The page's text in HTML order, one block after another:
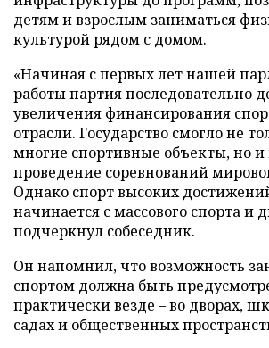
детям и взрослым заниматься
культурой рядом с домом.
«Начиная с первых лет нашей
работы партия последовательно
увеличения финансирования
отрасли. Государство смогло не
многие спортивные объекты, но
проведение соревнований
Однако спорт высоких
начинается с массового спорта и
подчеркнул собеседник.
Он напомнил, что возможность
спортом должна быть
практически везде – во дворах,
садах и общественных